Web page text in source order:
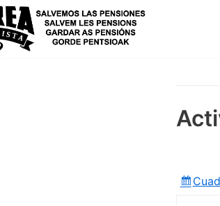
Saltar
al
contenido
Ver